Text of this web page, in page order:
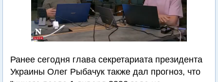
Ранее сегодня глава секретариата президента
Украины Олег Рыбачук также дал прогноз, что